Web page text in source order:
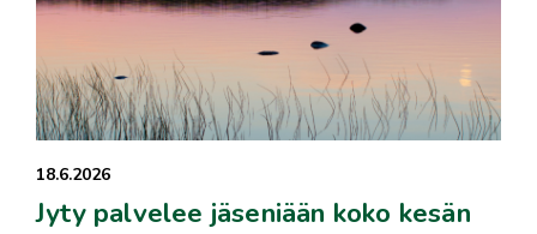
18.6.2026
Jyty palvelee jäseniään koko kesän